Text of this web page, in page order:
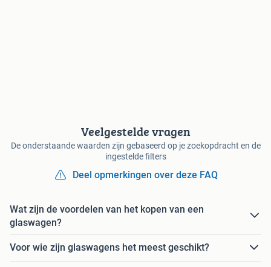
Veelgestelde vragen
De onderstaande waarden zijn gebaseerd op je zoekopdracht en de
ingestelde filters
Deel opmerkingen over deze FAQ
Wat zijn de voordelen van het kopen van een
glaswagen?
Voor wie zijn glaswagens het meest geschikt?